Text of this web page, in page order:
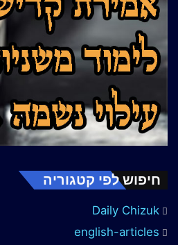
חיפוש לפי קטגוריה
Daily Chizuk
english-articles